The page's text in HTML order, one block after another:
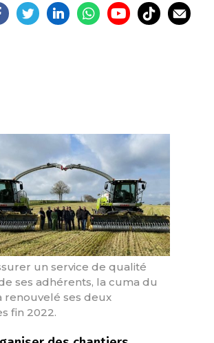
un service de qualité
ses adhérents, la cuma du
renouvelé ses deux
fin 2022.